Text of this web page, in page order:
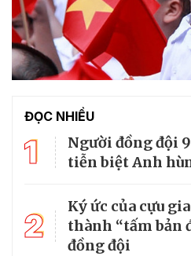
ĐỌC NHIỀU
1
Người đồng đội
tiễn biệt Anh
2
Ký ức của cựu
thành “tấm bản
đồng đội